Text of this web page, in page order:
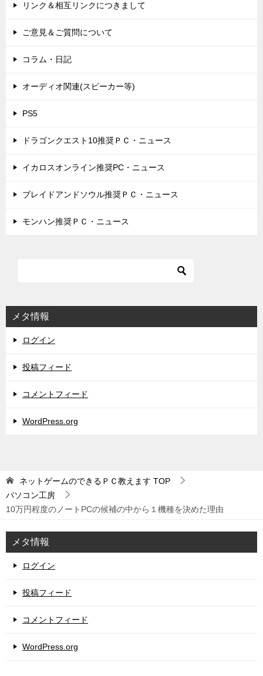
リンク＆相互リンクにつきまして
ご意見＆ご質問について
コラム・日記
オーディオ関連(スピーカー等)
PS5
ドラゴンクエスト10推奨ＰＣ・ニュース
イカロスオンライン推奨PC・ニュース
ブレイドアンドソウル推奨ＰＣ・ニュース
モンハン推奨ＰＣ・ニュース
メタ情報
ログイン
投稿フィード
コメントフィード
WordPress.org
ネットゲームのできるＰＣ教えます TOP
パソコン工房
10万円程度のノートPCの候補の中から１機種を決めた理由
メタ情報
ログイン
投稿フィード
コメントフィード
WordPress.org